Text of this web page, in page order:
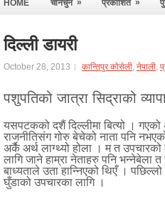
HOME चानचुन » प्रकाशित »
दिल्ली डायरी
October 28, 2013 कान्तिपुर कोसेली, नेपाली,
पशुपतिको जात्रा सिद्राको
यसपटकको दशैं दिल्लीमा बित्यो । गएको
राजनीतिसंग गोरु बेचेको नाता पनि
अर्कै अर्थ लाग्थ्यो होला । म त
लागि जाने हाम्रा नेताहरु पनि भन्नेबेला
बाध्यताले उता हान्निएको थिएँ ।
घुँडाको उपचारका लागि ।